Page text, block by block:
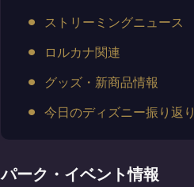
ストリーミングニュース
ロルカナ関連
グッズ・新商品情報
今日のディズニー振り返り
パーク・イベント情報